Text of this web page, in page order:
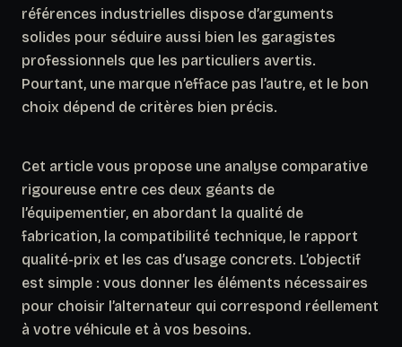
références industrielles dispose d’arguments
solides pour séduire aussi bien les garagistes
professionnels que les particuliers avertis.
Pourtant, une marque n’efface pas l’autre, et le bon
choix dépend de critères bien précis.
Cet article vous propose une analyse comparative
rigoureuse entre ces deux géants de
l’équipementier, en abordant la qualité de
fabrication, la compatibilité technique, le rapport
qualité-prix et les cas d’usage concrets. L’objectif
est simple : vous donner les éléments nécessaires
pour choisir l’alternateur qui correspond réellement
à votre véhicule et à vos besoins.